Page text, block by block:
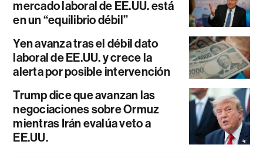
mercado laboral de EE.UU. está
en un “equilibrio débil”
Yen avanza tras el débil dato
laboral de EE.UU. y crece la
alerta por posible intervención
Trump dice que avanzan las
negociaciones sobre Ormuz
mientras Irán evalúa veto a
EE.UU.